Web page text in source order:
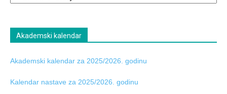
Akademski kalendar
Akademski kalendar za 2025/2026. godinu
Kalendar nastave za 2025/2026. godinu